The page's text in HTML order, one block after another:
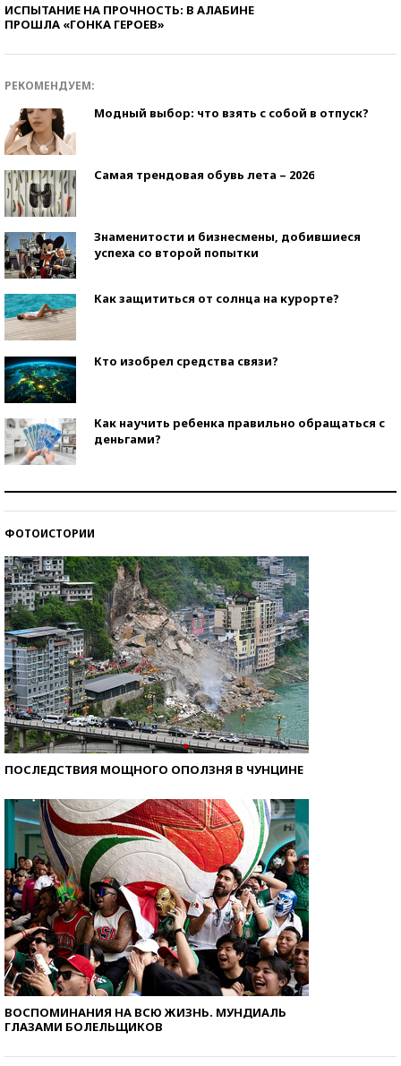
ИСПЫТАНИЕ НА ПРОЧНОСТЬ: В АЛАБИНЕ
ПРОШЛА «ГОНКА ГЕРОЕВ»
РЕКОМЕНДУЕМ:
Модный выбор: что взять с собой в отпуск?
Самая трендовая обувь лета – 2026
Знаменитости и бизнесмены, добившиеся
успеха со второй попытки
Как защититься от солнца на курорте?
Кто изобрел средства связи?
Как научить ребенка правильно обращаться с
деньгами?
ФОТОИСТОРИИ
ПОСЛЕДСТВИЯ МОЩНОГО ОПОЛЗНЯ В ЧУНЦИНЕ
ВОСПОМИНАНИЯ НА ВСЮ ЖИЗНЬ. МУНДИАЛЬ
ГЛАЗАМИ БОЛЕЛЬЩИКОВ